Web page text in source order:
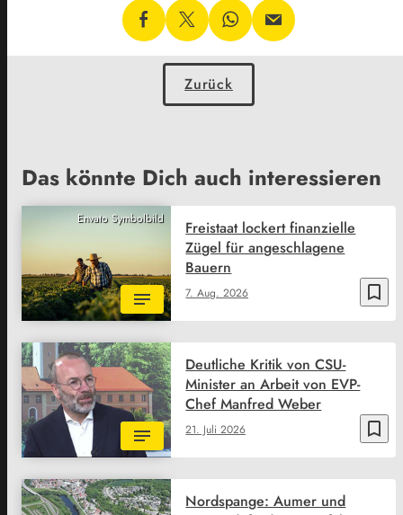
Zurück
Das könnte Dich auch interessieren
Envato Symbolbild
bookmark_border
7. Aug. 2026
Freistaat lockert finanzielle
Zügel für angeschlagene
Bauern
bookmark_border
21. Juli 2026
Deutliche Kritik von CSU-
Minister an Arbeit von EVP-
Chef Manfred Weber
Nordspange: Aumer und